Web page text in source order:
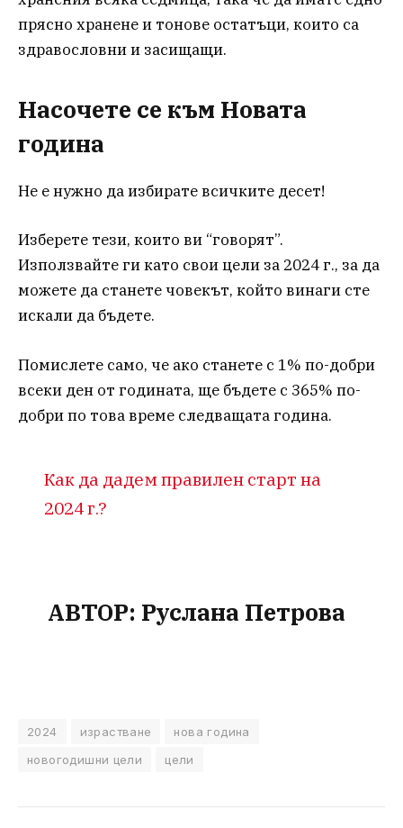
прясно хранене и тонове остатъци, които са
здравословни и засищащи.
Насочете се към Новата
година
Не е нужно да избирате всичките десет!
Изберете тези, които ви “говорят”.
Използвайте ги като свои цели за 2024 г., за да
можете да станете човекът, който винаги сте
искали да бъдете.
Помислете само, че ако станете с 1% по-добри
всеки ден от годината, ще бъдете с 365% по-
добри по това време следващата година.
Как да дадем правилен старт на
2024 г.?
АВТОР: Руслана Петрова
2024 израстване
нова година
новогодишни цели
цели